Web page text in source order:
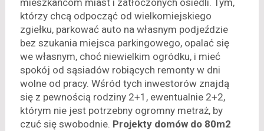
mieszkańcom miast i zatłoczonych osiedli. Tym,
którzy chcą odpocząć od wielkomiejskiego
zgiełku, parkować auto na własnym podjeździe
bez szukania miejsca parkingowego, opalać się
we własnym, choć niewielkim ogródku, i mieć
spokój od sąsiadów robiących remonty w dni
wolne od pracy. Wśród tych inwestorów znajdą
się z pewnością rodziny 2+1, ewentualnie 2+2,
którym nie jest potrzebny ogromny metraż, by
czuć się swobodnie. Projekty domów do 80m2